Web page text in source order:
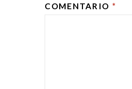
COMENTARIO *